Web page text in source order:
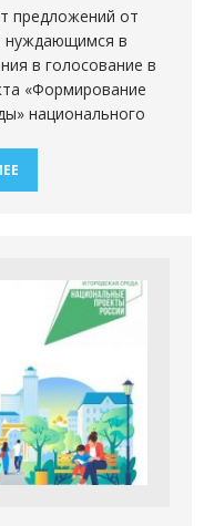
предложений от
нуждающимся в
в голосование в
«Формирование
национального